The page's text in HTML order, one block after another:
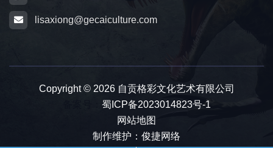
除恐龙相关产品外，公司同时开展仿真动物与
动物模型制作业务，涵盖史前巨兽、野生动
物、奇幻神兽、仿真昆虫等品类，产品形态包
含静态雕塑、动态机械款、互动游乐款，制作
标准与仿真恐龙保持一致，可与恐龙产品搭配
lisaxiong@gecaiculture.com
Copyright © 2026 自贡格彩文化艺术有限公司
蜀ICP备2023014823号-1
网站地图
制作维护：俊捷网络